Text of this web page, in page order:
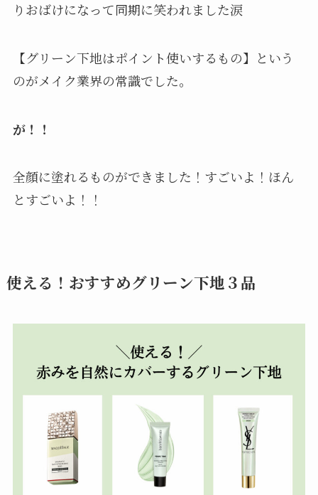
りおばけになって同期に笑われました涙
【グリーン下地はポイント使いするもの】という
のがメイク業界の常識でした。
が！！
全顔に塗れるものができました！すごいよ！ほん
とすごいよ！！
使える！おすすめグリーン下地３品